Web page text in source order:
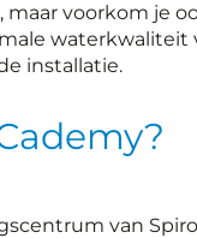
voorkom je
installatie.
van